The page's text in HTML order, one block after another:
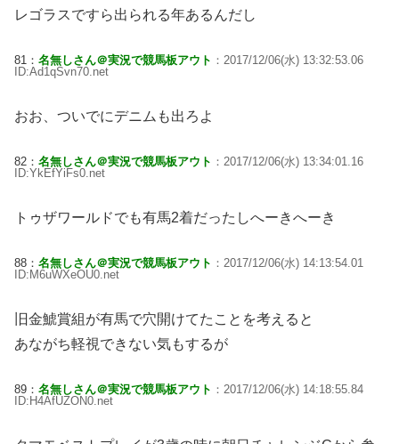
レゴラスですら出られる年あるんだし
81： 名無しさん＠実況で競馬板アウト ：2017/12/06(水) 13:32:53.06
ID:Ad1qSvn70.net
おお、ついでにデニムも出ろよ
82： 名無しさん＠実況で競馬板アウト ：2017/12/06(水) 13:34:01.16
ID:YkEfYiFs0.net
トゥザワールドでも有馬2着だったしへーきへーき
88： 名無しさん＠実況で競馬板アウト ：2017/12/06(水) 14:13:54.01
ID:M6uWXeOU0.net
旧金鯱賞組が有馬で穴開けてたことを考えると
あながち軽視できない気もするが
89： 名無しさん＠実況で競馬板アウト ：2017/12/06(水) 14:18:55.84
ID:H4AfUZON0.net